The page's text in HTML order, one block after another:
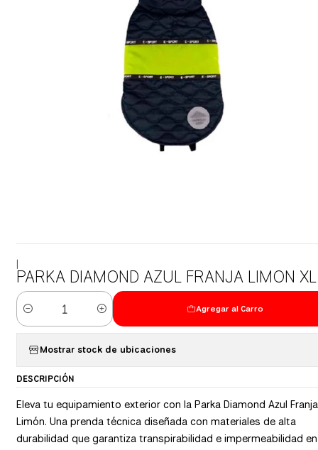
PARKA DIAMOND AZUL FRANJA LIMON XL
Cantidad
Agregar al Carro
Mostrar stock de ubicaciones
DESCRIPCIÓN
Eleva tu equipamiento exterior con la Parka Diamond Azul Franja
Limón. Una prenda técnica diseñada con materiales de alta
durabilidad que garantiza transpirabilidad e impermeabilidad